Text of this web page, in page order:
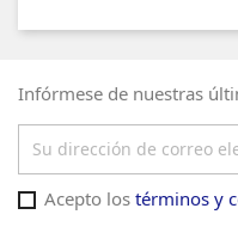
Infórmese de nuestras
Acepto los términos y